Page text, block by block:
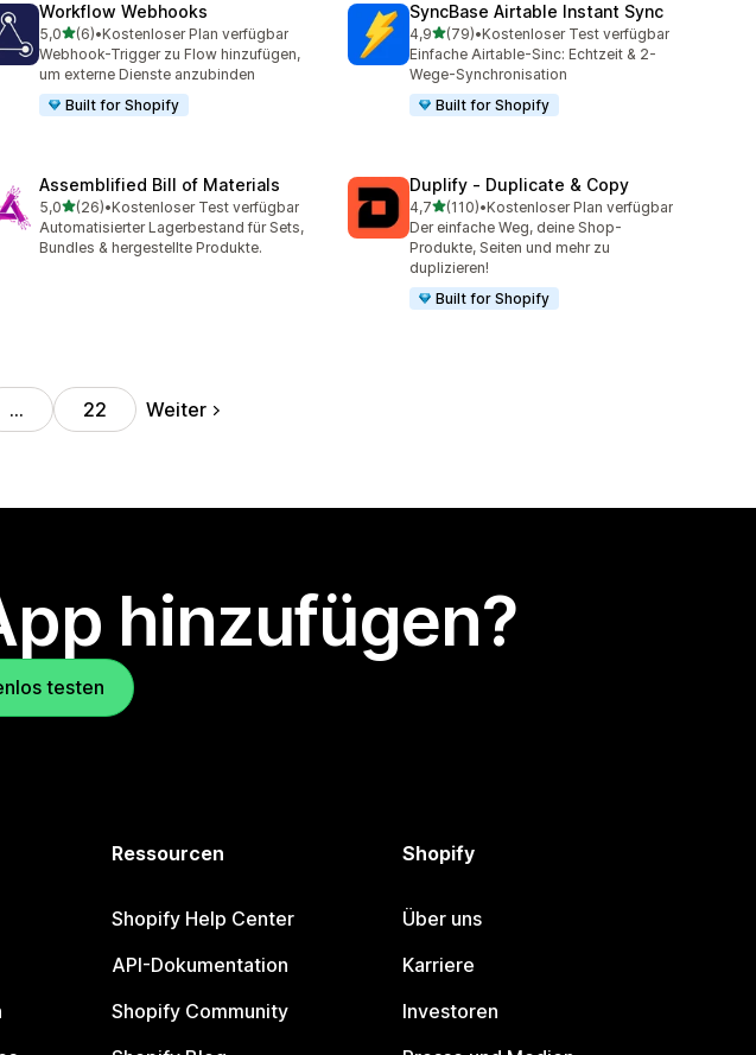
Workflow Webhooks
5,0von 5 Sternen
(6)
6 Rezensionen insgesamt
•Kostenloser Plan verfügbar
Webhook-Trigger zu Flow hinzufügen,
um externe Dienste anzubinden
Built for Shopify
SyncBase Airtable Instant Sync
4,9von 5 Sternen
(79)
79 Rezensionen insgesamt
•Kostenloser Test verfügbar
Einfache Airtable-Sinc: Echtzeit & 2-
Wege-Synchronisation
Built for Shopify
Assemblified Bill of Materials
5,0von 5 Sternen
(26)
26 Rezensionen insgesamt
•Kostenloser Test verfügbar
Automatisierter Lagerbestand für Sets,
Bundles & hergestellte Produkte.
Duplify ‑ Duplicate & Copy
4,7von 5 Sternen
(110)
110 Rezensionen insgesamt
•Kostenloser Plan verfügbar
Der einfache Weg, deine Shop-
Produkte, Seiten und mehr zu
duplizieren!
Built for Shopify
… 22 Weiter
hinzufügen?
testen
Ressourcen
Shopify Help Center
API-Dokumentation
Shopify Community
Shopify
Über uns
Karriere
Investoren